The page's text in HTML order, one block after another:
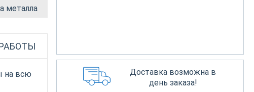
металла
на всю
Доставка возможна в
день заказа!